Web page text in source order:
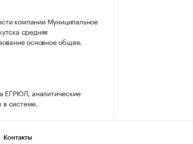
компании Муниципальное
средняя
основное общее.
аналитические
в системе.
Контакты